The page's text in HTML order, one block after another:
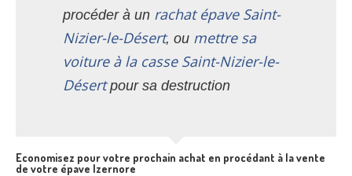
procéder à un rachat épave Saint-
Nizier-le-Désert, ou mettre sa
voiture à la casse Saint-Nizier-le-
Désertpour sa destruction
Economisez pour votre prochain achat en procédant à la vente
de votre épave Izernore